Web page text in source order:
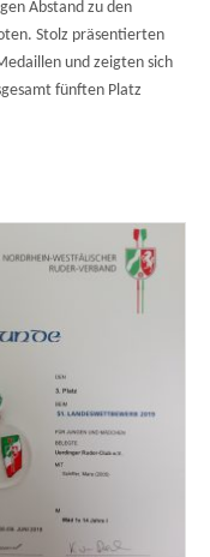
Abstand zu den
Stolz präsentierten
und zeigten sich
fünften Platz